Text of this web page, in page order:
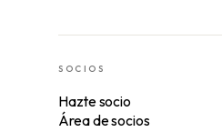
SOCIOS
Hazte socio
Área de socios